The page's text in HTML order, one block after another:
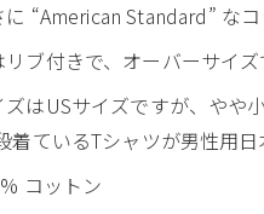
に “American Standard” な
ブ付きで、オーバーサイズ
ズはUSサイズですが、やや
着ているTシャツが男性用
コットン